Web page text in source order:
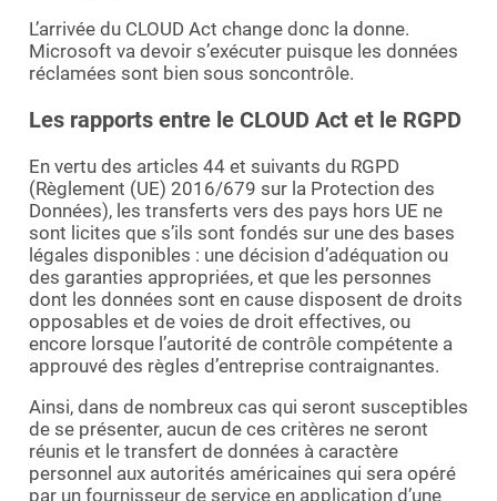
L’arrivée du CLOUD Act change donc la donne.
Microsoft va devoir s’exécuter puisque les données
réclamées sont bien sous soncontrôle.
Les rapports entre le CLOUD Act et le RGPD
En vertu des articles 44 et suivants du RGPD
(Règlement (UE) 2016/679 sur la Protection des
Données), les transferts vers des pays hors UE ne
sont licites que s’ils sont fondés sur une des bases
légales disponibles : une décision d’adéquation ou
des garanties appropriées, et que les personnes
dont les données sont en cause disposent de droits
opposables et de voies de droit effectives, ou
encore lorsque l’autorité de contrôle compétente a
approuvé des règles d’entreprise contraignantes.
Ainsi, dans de nombreux cas qui seront susceptibles
de se présenter, aucun de ces critères ne seront
réunis et le transfert de données à caractère
personnel aux autorités américaines qui sera opéré
par un fournisseur de service en application d’une